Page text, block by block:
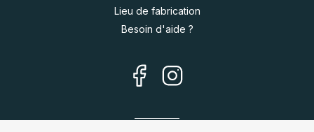
Lieu de fabrication
Besoin d'aide ?